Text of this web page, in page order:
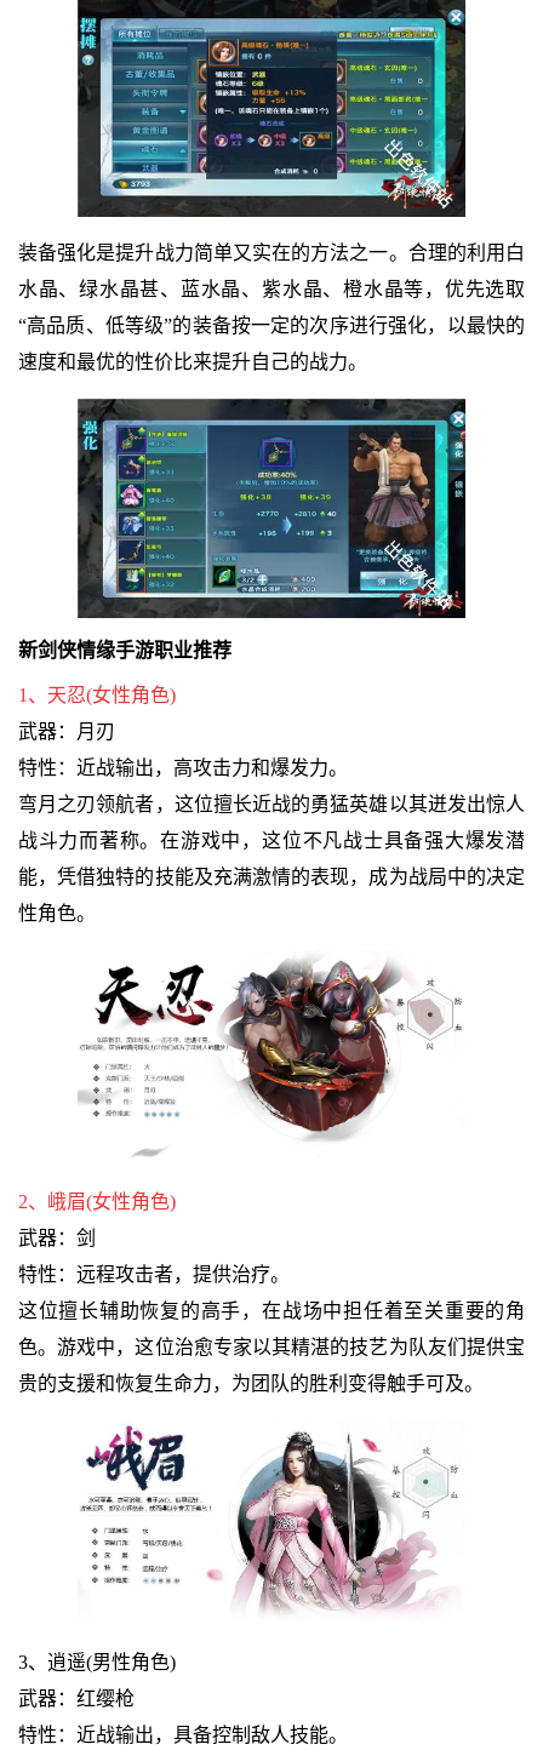
装备强化是提升战力简单又实在的方法之一。合理的利用白
水晶、绿水晶甚、蓝水晶、紫水晶、橙水晶等，优先选取
“高品质、低等级”的装备按一定的次序进行强化，以最快的
速度和最优的性价比来提升自己的战力。
新剑侠情缘手游职业推荐
1、天忍(女性角色)
武器：月刃
特性：近战输出，高攻击力和爆发力。
弯月之刃领航者，这位擅长近战的勇猛英雄以其迸发出惊人
战斗力而著称。在游戏中，这位不凡战士具备强大爆发潜
能，凭借独特的技能及充满激情的表现，成为战局中的决定
性角色。
2、峨眉(女性角色)
武器：剑
特性：远程攻击者，提供治疗。
这位擅长辅助恢复的高手，在战场中担任着至关重要的角
色。游戏中，这位治愈专家以其精湛的技艺为队友们提供宝
贵的支援和恢复生命力，为团队的胜利变得触手可及。
3、逍遥(男性角色)
武器：红缨枪
特性：近战输出，具备控制敌人技能。